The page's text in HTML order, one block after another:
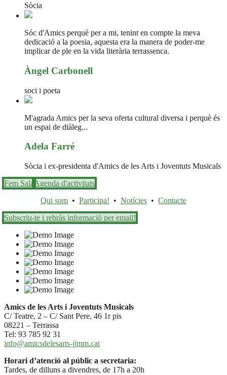
Sòcia
Sóc d'Amics perquè per a mi, tenint en compte la meva
dedicació a la poesia, aquesta era la manera de poder-me
implicar de ple en la vida literària terrassenca.
Àngel Carbonell
soci i poeta
M'agrada Amics per la seva oferta cultural diversa i perquè és
un espai de diàleg...
Adela Farré
Sòcia i ex-presidenta d'Amics de les Arts i Joventuts Musicals
Fem Sala Agenda d'activitats
Qui som • Participa! • Notícies • Contacte
Subscriu-te i rebràs informació per email!
Amics de les Arts i Joventuts Musicals
C/ Teatre, 2 – C/ Sant Pere, 46 1r pis
08221 – Terrassa
Tel: 93 785 92 31
info@amicsdelesarts-jjmm.cat
Horari d’atenció al públic a secretaria:
Tardes, de dilluns a divendres, de 17h a 20h